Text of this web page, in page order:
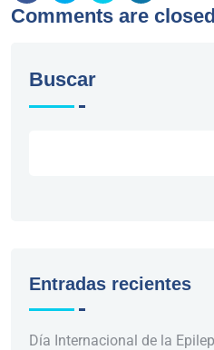
Comments are closed
Buscar
Entradas recientes
Día Internacional de la